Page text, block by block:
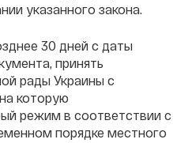
указанного закона.
30 дней с даты
принять
рады Украины с
которую
режим в соответствии с
порядке местного